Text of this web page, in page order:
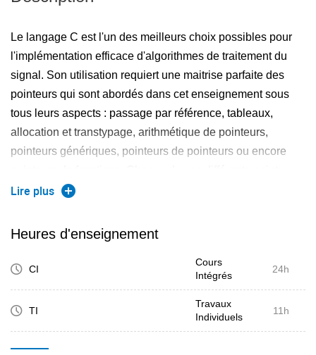
Le langage C est l'un des meilleurs choix possibles pour
l'implémentation efficace d'algorithmes de traitement du
signal. Son utilisation requiert une maitrise parfaite des
pointeurs qui sont abordés dans cet enseignement sous
tous leurs aspects : passage par référence, tableaux,
allocation et transtypage, arithmétique de pointeurs,
pointeurs génériques, pointeurs de pointeurs ou encore
donne lieu à une implémentation de traitement d'image. Un
large : génie logiciel (cohérence d'écriture, structuration,
Lire plus
Heures d'enseignement
CI
Cours
Intégrés
24h
TI
Travaux
Individuels
11h